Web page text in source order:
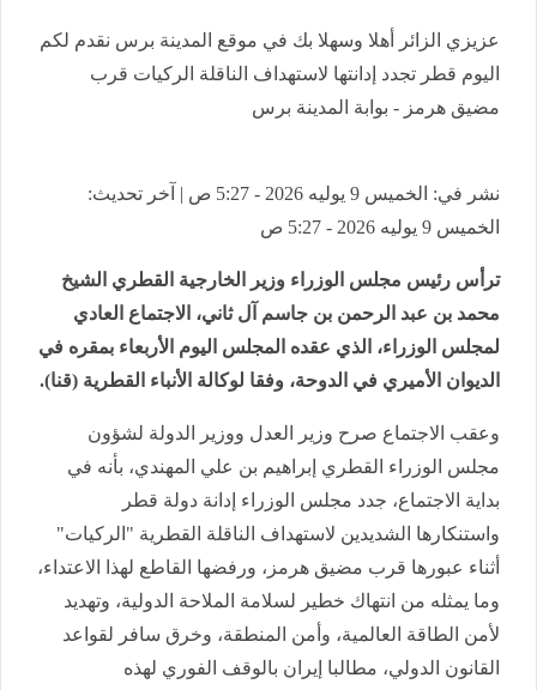
عزيزي الزائر أهلا وسهلا بك في موقع المدينة برس نقدم لكم
اليوم قطر تجدد إدانتها لاستهداف الناقلة الركيات قرب
مضيق هرمز - بوابة المدينة برس
نشر في: الخميس 9 يوليه 2026 - 5:27 ص | آخر تحديث:
الخميس 9 يوليه 2026 - 5:27 ص
ترأس رئيس مجلس الوزراء وزير الخارجية القطري الشيخ
محمد بن عبد الرحمن بن جاسم آل ثاني، الاجتماع العادي
لمجلس الوزراء، الذي عقده المجلس اليوم الأربعاء بمقره في
الديوان الأميري في الدوحة، وفقا لوكالة الأنباء القطرية (قنا).
وعقب الاجتماع صرح وزير العدل ووزير الدولة لشؤون
مجلس الوزراء القطري إبراهيم بن علي المهندي، بأنه في
بداية الاجتماع، جدد مجلس الوزراء إدانة دولة قطر
واستنكارها الشديدين لاستهداف الناقلة القطرية "الركيات"
أثناء عبورها قرب مضيق هرمز، ورفضها القاطع لهذا الاعتداء،
وما يمثله من انتهاك خطير لسلامة الملاحة الدولية، وتهديد
لأمن الطاقة العالمية، وأمن المنطقة، وخرق سافر لقواعد
القانون الدولي، مطالبا إيران بالوقف الفوري لهذه